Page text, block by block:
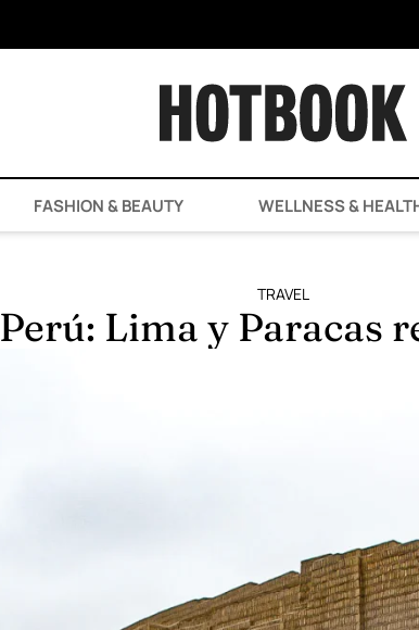
FASHION & BEAUTY WELLNESS &
TRAVEL
Perú: Lima y Paracas